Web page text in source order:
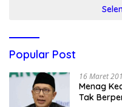
Popular Post
16 Maret
Menag
Tak